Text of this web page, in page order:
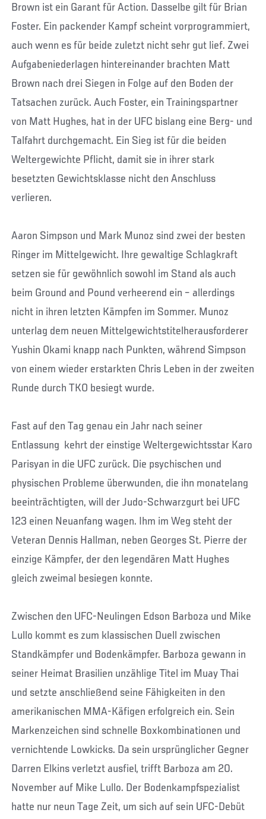
Brown ist ein Garant für Action. Dasselbe gilt für Brian
Foster. Ein packender Kampf scheint vorprogrammiert,
auch wenn es für beide zuletzt nicht sehr gut lief. Zwei
Aufgabeniederlagen hintereinander brachten Matt
Brown nach drei Siegen in Folge auf den Boden der
Tatsachen zurück. Auch Foster, ein Trainingspartner
von Matt Hughes, hat in der UFC bislang eine Berg- und
Talfahrt durchgemacht. Ein Sieg ist für die beiden
Weltergewichte Pflicht, damit sie in ihrer stark
besetzten Gewichtsklasse nicht den Anschluss
verlieren.
Aaron Simpson und Mark Munoz sind zwei der besten
Ringer im Mittelgewicht. Ihre gewaltige Schlagkraft
setzen sie für gewöhnlich sowohl im Stand als auch
beim Ground and Pound verheerend ein – allerdings
nicht in ihren letzten Kämpfen im Sommer. Munoz
unterlag dem neuen Mittelgewichtstitelherausforderer
Yushin Okami knapp nach Punkten, während Simpson
von einem wieder erstarkten Chris Leben in der zweiten
Runde durch TKO besiegt wurde.
Fast auf den Tag genau ein Jahr nach seiner
Entlassung kehrt der einstige Weltergewichtsstar Karo
Parisyan in die UFC zurück. Die psychischen und
physischen Probleme überwunden, die ihn monatelang
beeinträchtigten, will der Judo-Schwarzgurt bei UFC
123 einen Neuanfang wagen. Ihm im Weg steht der
Veteran Dennis Hallman, neben Georges St. Pierre der
einzige Kämpfer, der den legendären Matt Hughes
gleich zweimal besiegen konnte.
Zwischen den UFC-Neulingen Edson Barboza und Mike
Lullo kommt es zum klassischen Duell zwischen
Standkämpfer und Bodenkämpfer. Barboza gewann in
seiner Heimat Brasilien unzählige Titel im Muay Thai
und setzte anschließend seine Fähigkeiten in den
amerikanischen MMA-Käfigen erfolgreich ein. Sein
Markenzeichen sind schnelle Boxkombinationen und
vernichtende Lowkicks. Da sein ursprünglicher Gegner
Darren Elkins verletzt ausfiel, trifft Barboza am 20.
November auf Mike Lullo. Der Bodenkampfspezialist
hatte nur neun Tage Zeit, um sich auf sein UFC-Debüt